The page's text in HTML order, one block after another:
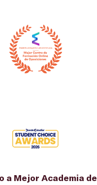
a Mejor Academia de